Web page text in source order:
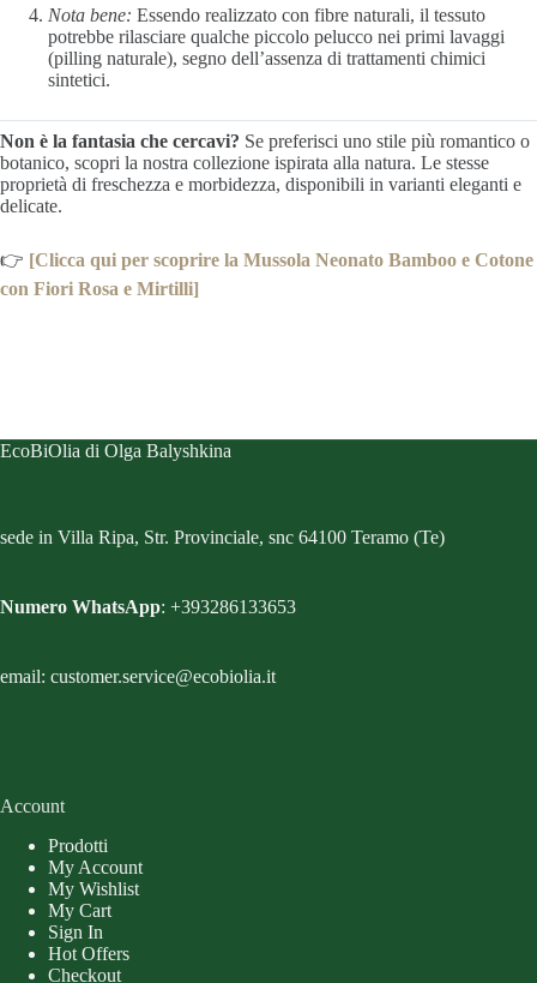
Nota bene: Essendo realizzato con fibre naturali, il tessuto
potrebbe rilasciare qualche piccolo pelucco nei primi lavaggi
(pilling naturale), segno dell’assenza di trattamenti chimici
sintetici.
Non è la fantasia che cercavi? Se preferisci uno stile più romantico o
botanico, scopri la nostra collezione ispirata alla natura. Le stesse
proprietà di freschezza e morbidezza, disponibili in varianti eleganti e
delicate.
👉 [Clicca qui per scoprire la Mussola Neonato Bamboo e Cotone
con Fiori Rosa e Mirtilli]
EcoBiOlia di Olga Balyshkina
sede in Villa Ripa, Str. Provinciale, snc 64100 Teramo (Te)
Numero WhatsApp: +393286133653
email: customer.service@ecobiolia.it
Account
Prodotti
My Account
My Wishlist
My Cart
Sign In
Hot Offers
Checkout